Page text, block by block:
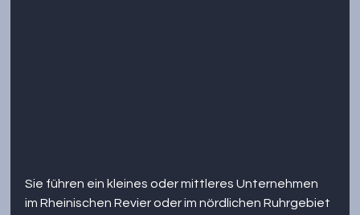
Sie führen ein kleines oder mittleres Unternehmen
im Rheinischen Revier oder im nördlichen Ruhrgebiet